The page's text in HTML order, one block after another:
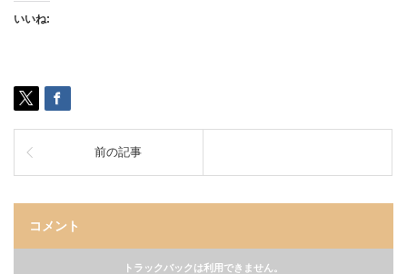
いいね:
前の記事
コメント
トラックバックは利用できません。